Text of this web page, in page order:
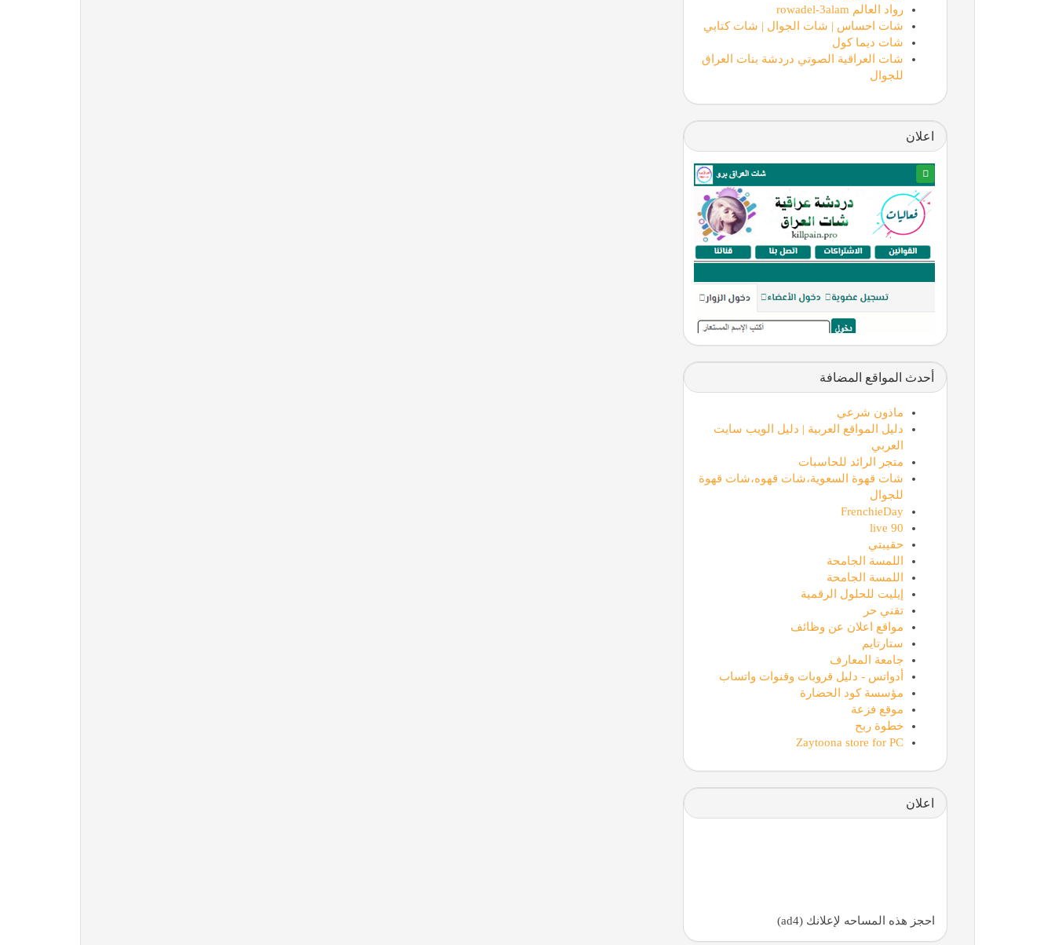
رواد العالم rowadel-3alam
شات احساس | شات الجوال | شات كتابي
شات ديما كول
شات العراقية الصوتي دردشة بنات العراق
للجوال
اعلان
أحدث المواقع المضافة
ماذون شرعي
دليل المواقع العربية | دليل الويب سايت
العربي
متجر الرائد للحاسبات
شات قهوة السعوية،شات قهوه،شات قهوة
للجوال
FrenchieDay
90 live
حقيبتي
اللمسة الجامحة
اللمسة الجامحة
إيليت للحلول الرقمية
تقني حر
مواقع اعلان عن وظائف
ستارتايم
جامعة المعارف
أدواتس - دليل قروبات وقنوات واتساب
مؤسسة كود الحضارة
موقع فزعة
خطوة ربح
Zaytoona store for PC
اعلان
احجز هذه المساحه لإعلانك (ad4)